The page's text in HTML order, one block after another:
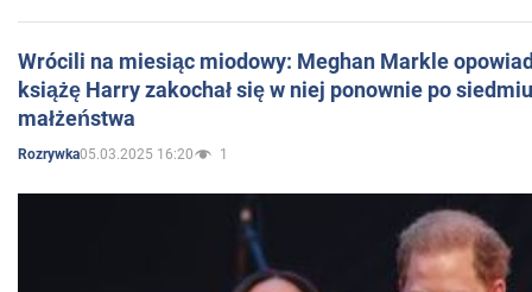
Wrócili na miesiąc miodowy: Meghan Markle
książę Harry zakochał się w niej ponownie po
małżeństwa
Rozrywka05.03.2025 16:20 1